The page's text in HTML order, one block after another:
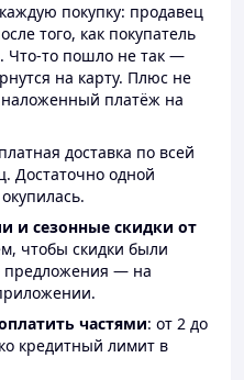
покупку: продавец
того, как покупатель
Что-то пошло не так —
на карту. Плюс не
платёж на
доставка по всей
Достаточно одной
и сезонные скидки от
чтобы скидки были
предложения — на
частями: от 2 до
кредитный лимит в